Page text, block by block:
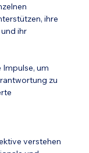
ihre
ihr
Impulse, um
zu
verstehen